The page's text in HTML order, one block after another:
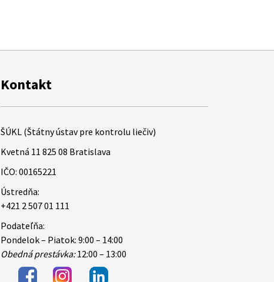
Kontakt
ŠÚKL (Štátny ústav pre kontrolu liečiv)
Kvetná 11 825 08 Bratislava
IČO: 00165221
Ústredňa:
+421 2 507 01 111
Podateľňa:
Pondelok – Piatok: 9:00 – 14:00
Obedná prestávka:12:00 – 13:00